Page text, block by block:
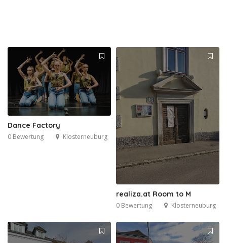
Dance Factory
0 Bewertung Klosterneuburg
realiza.at Room to M
0 Bewertung Klosterneuburg